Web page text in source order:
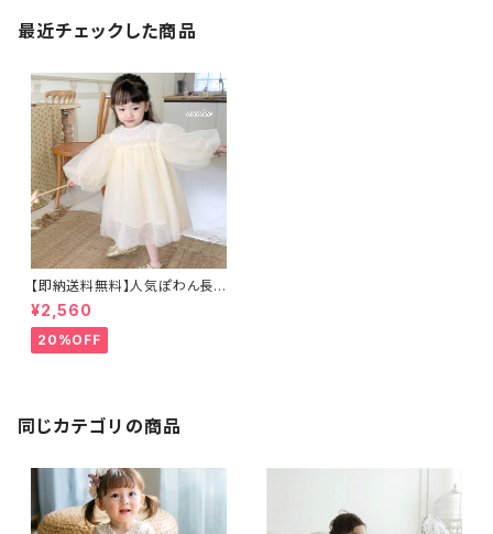
最近チェックした商品
【即納送料無料】人気ぽわん長
袖子供ドレス刺繍ドレスこどもド
レスお誕生日結婚式ベビードレ
スキッズドレス海外子供服歯周
ドレス入園式卒園式発表会お揃
0120130cm
¥2,560
20%OFF
同じカテゴリの商品